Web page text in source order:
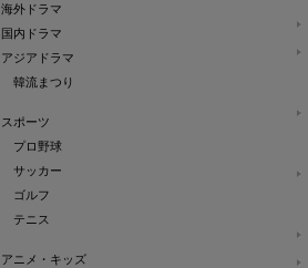
海外ドラマ
国内ドラマ
アジアドラマ
韓流まつり
スポーツ
プロ野球
サッカー
ゴルフ
テニス
アニメ・キッズ